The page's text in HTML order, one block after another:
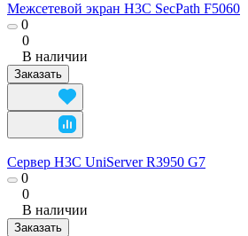
Межсетевой экран H3C SecPath F5060
0
0
В наличии
Заказать
Сервер H3C UniServer R3950 G7
0
0
В наличии
Заказать